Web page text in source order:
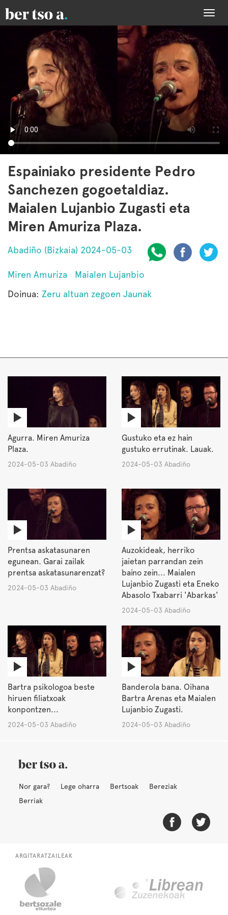
Espainiako presidente Pedro
Sanchezen gogoetaldiaz.
Maialen Lujanbio Zugasti eta
Miren Amuriza Plaza.
Abadiño (Bizkaia) 2024-05-03
Miren Amuriza
Maialen Lujanbio
Doinua: Zeru altuan zegoen Jaunak
Agurra. Miren Amuriza
Plaza.
2024-05-03 Abadiño
Gustuko eta ez hain
gustuko errutinak. Lauak.
2024-05-03 Abadiño
Prentsa askatasunaren
egunean. Garai zailak
prentsa askatasunarenzat?
2024-05-03 Abadiño
Auzokideak, herriko
jaietan parrandan zein
baino zein... Maialen
Lujanbio Zugasti eta Eneko
Abasolo Txabarri 'Abarkas'
2024-05-03 Abadiño
Bartra psikologoa beste
hiruen filiatxoak
konpontzen...
2024-05-03 Abadiño
Banderola bana. Oihana
Bartra Arenas eta Maialen
Lujanbio Zugasti.
2024-05-03 Abadiño
Nor gara? Lege oharra Bertsoak
Bereziak
Berriak
ARGITARATZAILEAK